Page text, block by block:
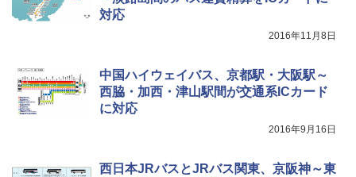
対応
2016年11月8日
中国ハイウェイバス、京都駅・大阪駅～
西脇・加西・津山駅間が交通系ICカード
に対応
2016年9月16日
西日本JRバスとJRバス関東、京阪神～東